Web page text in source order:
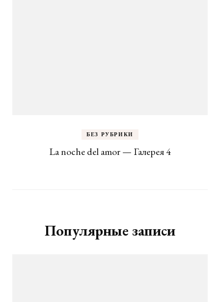
БЕЗ РУБРИКИ
La noche del amor — Галерея 4
Популярные записи